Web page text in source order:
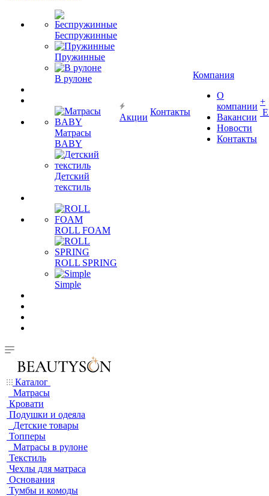
Беспружинные
Пружинные
В рулоне
Матрасы
BABY
Детский
текстиль
ROLL FOAM
ROLL SPRING
Simple
Акции
Контакты
Компания
О
компании
Вакансии
Новости
Контакты
+
Каталог
Матрасы
Кровати
Подушки и одеяла
Детские товары
Топперы
Матрасы в рулоне
Текстиль
Чехлы для матраса
Основания
Тумбы и комоды